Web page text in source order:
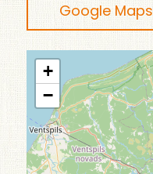
Google Maps
+
−